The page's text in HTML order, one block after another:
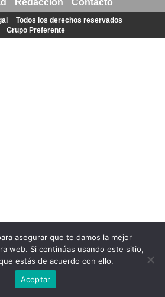
asegurar que te damos la mejor
web. Si continúas usando este sitio,
estás de acuerdo con ello.
Aceptar
Redacción Contacto
Todos los derechos reservados
Grupo Preferente